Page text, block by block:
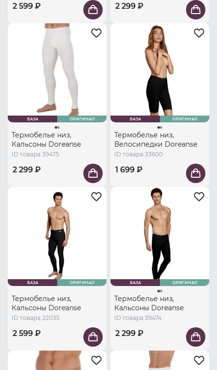
2 599 ₽ 2 299 ₽
БАЗА ОРИГИНАЛ
Термобелье низ,
Кальсоны Doreanse
ID товара 39475
2 299 ₽
БАЗА ОРИГИНАЛ
Термобелье низ,
Велосипедки Doreanse
ID товара 33600
1 699 ₽
БАЗА ОРИГИНАЛ
Термобелье низ,
Кальсоны Doreanse
ID товара 22035
2 599 ₽
БАЗА ОРИГИНАЛ
Термобелье низ,
Кальсоны Doreanse
ID товара 39474
2 299 ₽